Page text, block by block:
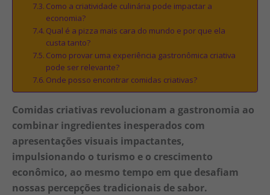
Como a criatividade culinária pode impactar a
economia?
Qual é a pizza mais cara do mundo e por que ela
custa tanto?
Como provar uma experiência gastronômica criativa
pode ser relevante?
Onde posso encontrar comidas criativas?
Comidas criativas revolucionam a gastronomia ao
combinar ingredientes inesperados com
apresentações visuais impactantes,
impulsionando o turismo e o crescimento
econômico, ao mesmo tempo em que desafiam
nossas percepções tradicionais de sabor.